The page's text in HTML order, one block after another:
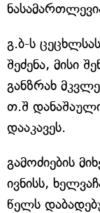
გ.ბ-ს
შეძენა, მისი
განზრახ
თ.შ
დააკავეს.
გამოძიების
ივნისს,
წელს